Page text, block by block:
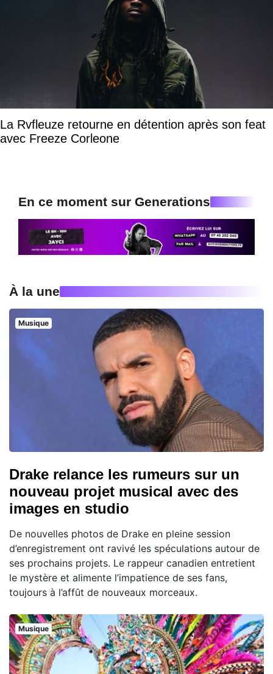
La Rvfleuze retourne en détention après son feat
avec Freeze Corleone
En ce moment sur Generations
À la une
Musique
Drake relance les rumeurs sur un
nouveau projet musical avec des
images en studio
De nouvelles photos de Drake en pleine session
d’enregistrement ont ravivé les spéculations autour de
ses prochains projets. Le rappeur canadien entretient
le mystère et alimente l’impatience de ses fans,
toujours à l’affût de nouveaux morceaux.
Musique